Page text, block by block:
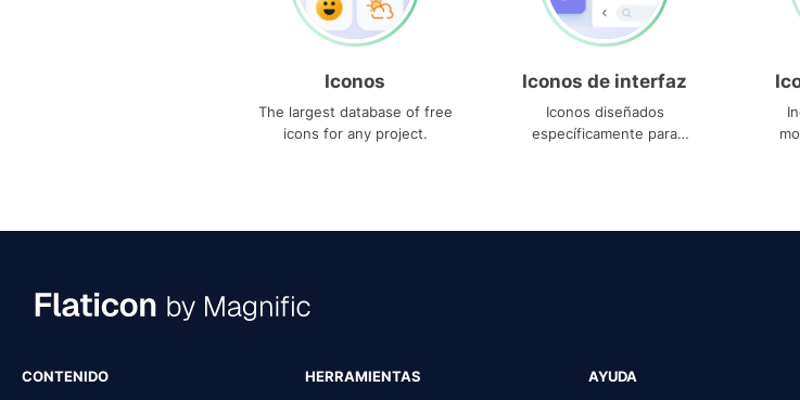
Iconos
The largest database of free
icons for any project.
Iconos de interfaz
Iconos diseñados
específicamente para
CONTENIDO HERRAMIENTAS AYUDA